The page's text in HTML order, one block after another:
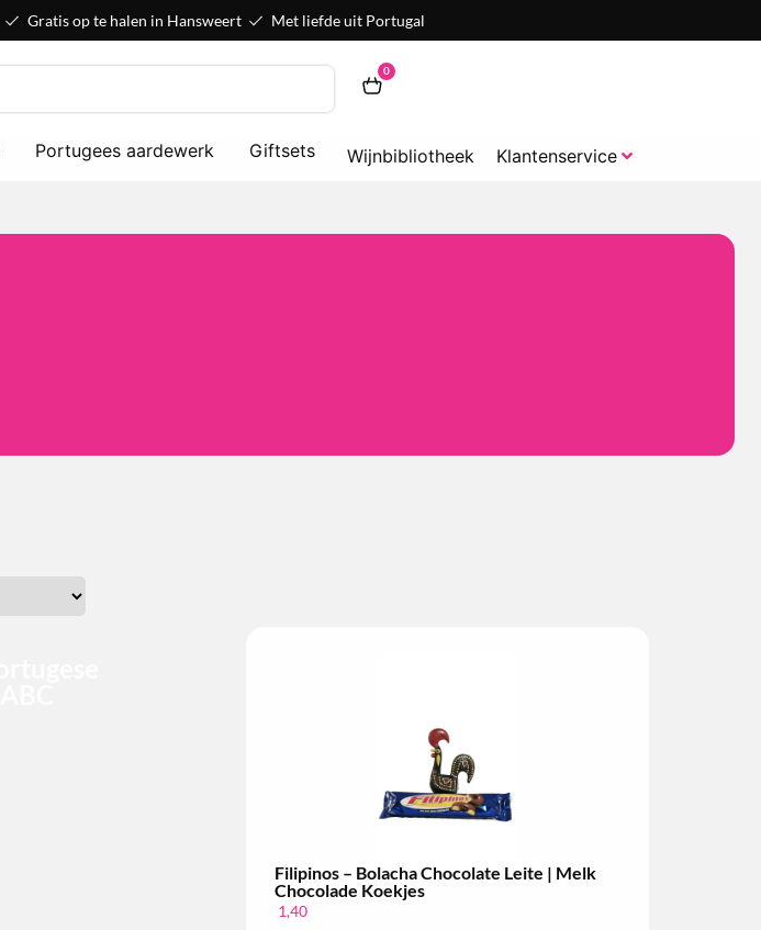
Gratis op te halen in Hansweert Met liefde uit Portugal
0
Portugees aardewerk Giftsets Wijnbibliotheek Klantenservice
Filipinos – Bolacha Chocolate Leite | Melk
Chocolade Koekjes
1,40